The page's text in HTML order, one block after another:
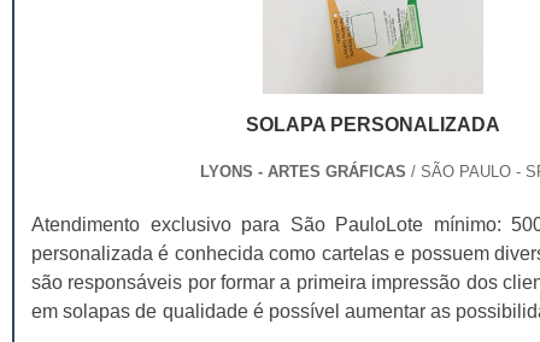
SOLAPA PERSONALIZADA
LYONS - ARTES GRÁFICAS / SÃO PAULO -
Atendimento exclusivo para São PauloLote mínimo:
personalizada é conhecida como cartelas e possuem
são responsáveis por formar a primeira impressão dos
em solapas de qualidade é possível aumentar as